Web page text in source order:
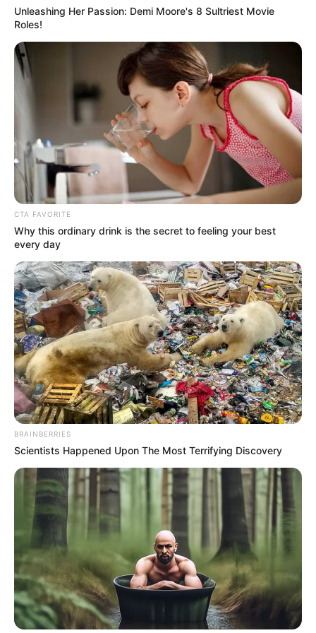
estarían diciendo a
delegaciones que no hay
fiestas en Ibagué
LICITACIÓN
Betty García dice no
firmará carta de oferentes
Fiestas
TOLIMA
Por tira y afloje, ahora hay
dos afiches del Festival
Folclórico
TOLIMA
Corporación Festival
Folclórico se margina
totalmente de la
Organización de
festividades de junio
CARGAR MÁS
Unleashing Her Passion: Demi Moore's 8 Sultriest Movie
Roles!
CTA FAVORITE
Why this ordinary drink is the secret to feeling your best
every day
BRAINBERRIES
Scientists Happened Upon The Most Terrifying Discovery